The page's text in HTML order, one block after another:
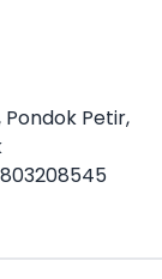
Pondok Petir,